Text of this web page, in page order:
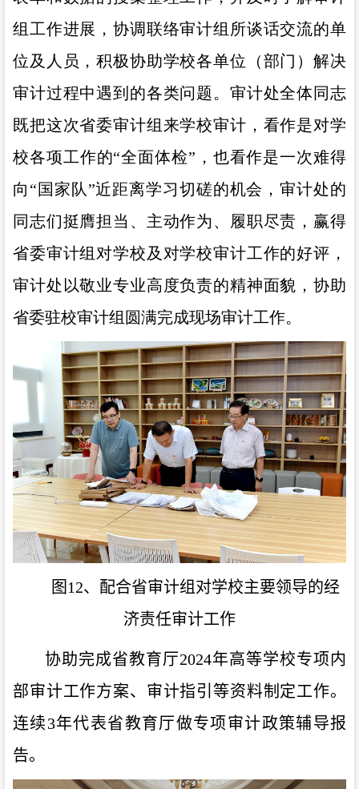
组工作进展，协调联络审计组所谈话交流的单
位及人员，积极协助学校各单位（部门）解决
审计过程中遇到的各类问题。审计处全体同志
既把这次省委审计组来学校审计，看作是对学
校各项工作的“全面体检”，也看作是一次难得
向“国家队”近距离学习切磋的机会，审计处的
同志们挺膺担当、主动作为、履职尽责，赢得
省委审计组对学校及对学校审计工作的好评，
审计处以敬业专业高度负责的精神面貌，协助
省委驻校审计组圆满完成现场审计工作。
图12、配合省审计组对学校主要领导的经
济责任审计工作
协助完成省教育厅2024年高等学校专项内
部审计工作方案、审计指引等资料制定工作。
连续3年代表省教育厅做专项审计政策辅导报
告。